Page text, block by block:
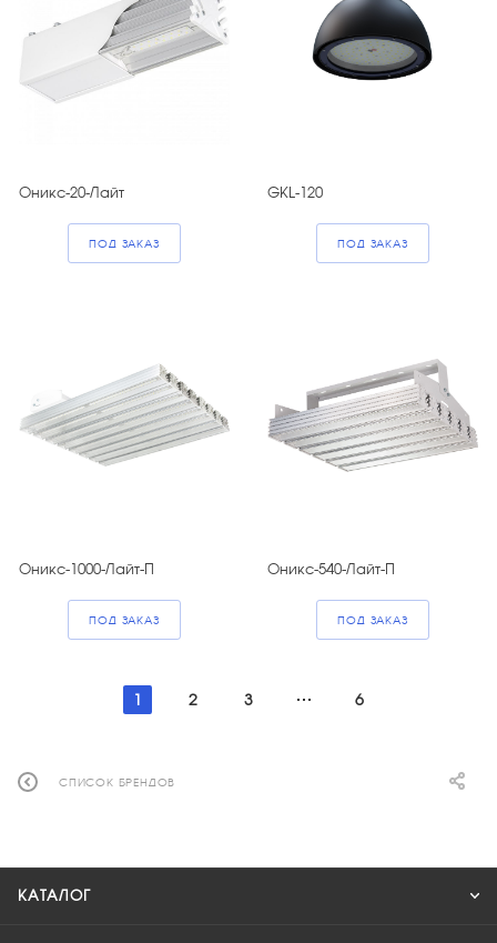
Оникс-20-Лайт
ПОД ЗАКАЗ
GKL-120
ПОД ЗАКАЗ
Оникс-1000-Лайт-П
ПОД ЗАКАЗ
Оникс-540-Лайт-П
ПОД ЗАКАЗ
1 2 3 6
СПИСОК БРЕНДОВ
КАТАЛОГ